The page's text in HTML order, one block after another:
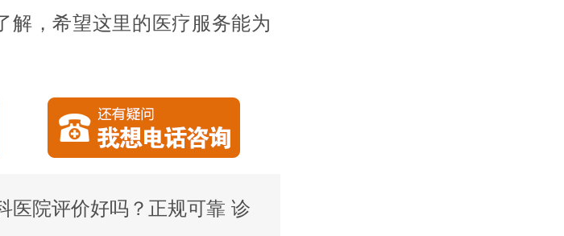
解，希望这里的医疗服务能为
医院评价好吗？正规可靠 诊